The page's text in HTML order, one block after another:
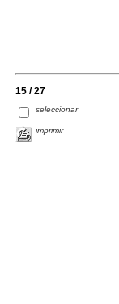
15 / 27
seleccionar
imprimir